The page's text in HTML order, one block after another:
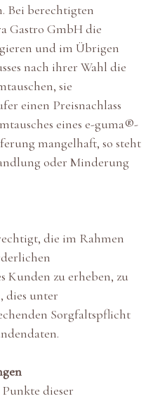
Bei berechtigten
Gastro GmbH die
und im Übrigen
nach ihrer Wahl die
sie
einen Preisnachlass
eines e-guma®-
mangelhaft, so steht
oder Minderung
die im Rahmen
Kunden zu erheben, zu
dies unter
Sorgfaltspflicht
dieser